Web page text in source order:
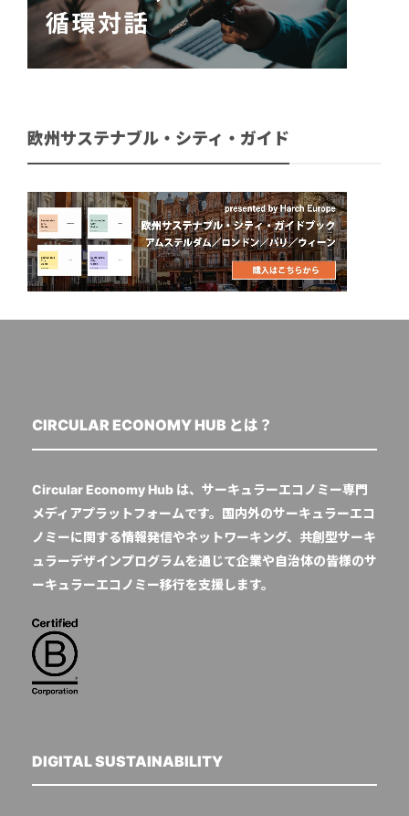
欧州サステナブル・シティ・ガイド
CIRCULAR ECONOMY HUB とは？
Circular Economy Hub は、サーキュラーエコノミー専門
メディアプラットフォームです。国内外のサーキュラーエコ
ノミーに関する情報発信やネットワーキング、共創型サーキ
ュラーデザインプログラムを通じて企業や自治体の皆様のサ
ーキュラーエコノミー移行を支援します。
DIGITAL SUSTAINABILITY